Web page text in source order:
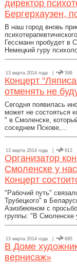
директор
Бергерхаузен,
В наш город вновь
Гессманн пробудет в
Немецкий гуру
13 марта 2014 года | 598
Концерт
отменять не
Сегодня появилась
может не состояться
" в Смоленске,
соседнем Пскове,...
13 марта 2014 года | 612
Организатор
Смоленске у
Концерт
"Рабочий путь"
Трубецкого" в
Азизбекяном с
группы: "В Смоленске
13 марта 2014 года | 695
В Доме
вернисаж»